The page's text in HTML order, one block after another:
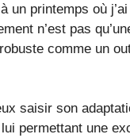
un printemps où
n’est pas
comme un
saisir son
lui permettant une